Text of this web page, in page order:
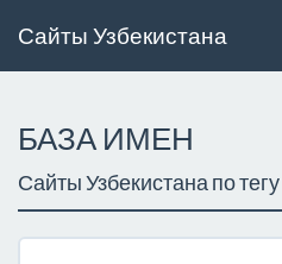
Сайты Узбекистана
БАЗА ИМЕН
Сайты Узбекистана по тегу